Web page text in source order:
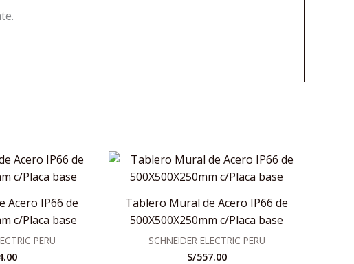
Acero IP66 de
c/Placa base
PERU
Tablero Mural de Acero IP66 de
500X500X250mm c/Placa base
SCHNEIDER ELECTRIC PERU
S/557.00